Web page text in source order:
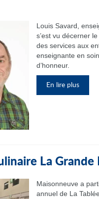
Louis Savard,
s’est vu décerner
des services aux
enseignante en
d’honneur.
En lire plus
La Grande
Maisonneuve a
annuel de La